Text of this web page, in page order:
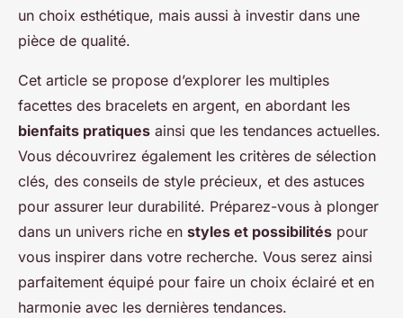
un choix esthétique, mais aussi à investir dans une
pièce de qualité.
Cet article se propose d’explorer les multiples
facettes des bracelets en argent, en abordant les
bienfaits pratiques ainsi que les tendances actuelles.
Vous découvrirez également les critères de sélection
clés, des conseils de style précieux, et des astuces
pour assurer leur durabilité. Préparez-vous à plonger
dans un univers riche en styles et possibilités pour
vous inspirer dans votre recherche. Vous serez ainsi
parfaitement équipé pour faire un choix éclairé et en
harmonie avec les dernières tendances.